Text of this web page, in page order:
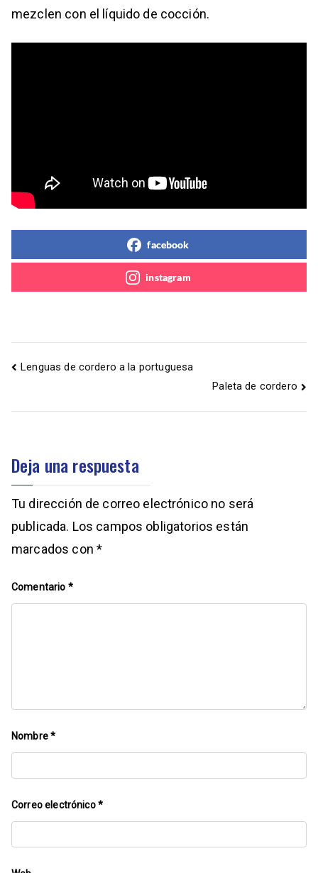
mezclen con el líquido de cocción.
facebook
instagram
Lenguas de cordero a la portuguesa
Paleta de cordero
Deja una respuesta
Tu dirección de correo electrónico no será
publicada. Los campos obligatorios están
marcados con *
Comentario *
Nombre*
Correo electrónico*